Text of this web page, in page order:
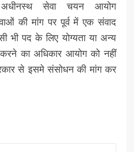
अधीनस्थ सेवा चयन आयोग
की मांग पर पूर्व में एक संवाद
भी पद के लिए योग्यता या अन्य
का अधिकार आयोग को नहीं
से इसमे संसोधन की मांग कर